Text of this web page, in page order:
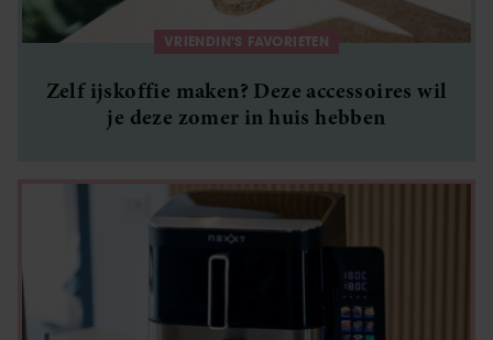
VRIENDIN'S FAVORIETEN
Zelf ijskoffie maken? Deze accessoires wil
je deze zomer in huis hebben